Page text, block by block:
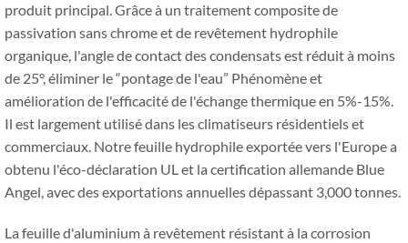
produit principal. Grâce à un traitement composite de
passivation sans chrome et de revêtement hydrophile
organique, l'angle de contact des condensats est réduit à moins
de 25°, éliminer le “pontage de l'eau” Phénomène et
amélioration de l'efficacité de l'échange thermique en 5%-15%.
Il est largement utilisé dans les climatiseurs résidentiels et
commerciaux. Notre feuille hydrophile exportée vers l'Europe a
obtenu l'éco-déclaration UL et la certification allemande Blue
Angel, avec des exportations annuelles dépassant 3,000 tonnes.
La feuille d'aluminium à revêtement résistant à la corrosion